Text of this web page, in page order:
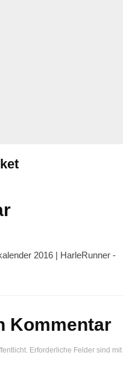
2016 | HarleRunner -
Kommentar
Erforderliche Felder sind mit